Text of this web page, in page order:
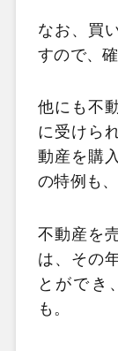
なお、買
すので、
他にも不
に受けら
動産を購
の特例も
不動産を
は、その
とができ
も。